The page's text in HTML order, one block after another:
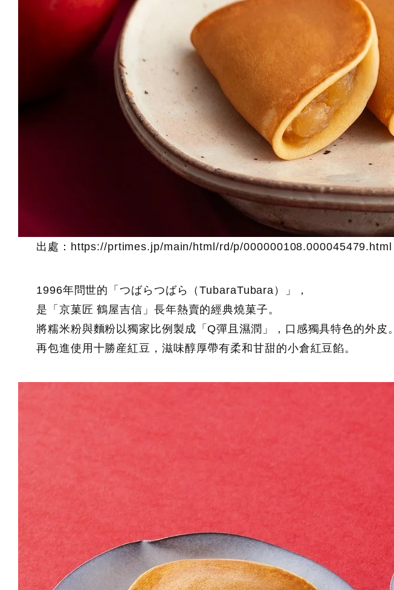
出處：https://prtimes.jp/main/html/rd/p/000000108.000045479.html
1996年問世的「つばらつばら（TubaraTubara）」，
是「京菓匠 鶴屋吉信」長年熱賣的經典燒菓子。
將糯米粉與麵粉以獨家比例製成「Q彈且濕潤」，口感獨具特色的外皮。
再包進使用十勝産紅豆，滋味醇厚帶有柔和甘甜的小倉紅豆餡。